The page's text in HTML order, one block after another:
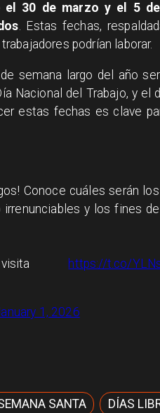
el 30 de marzo y el 5
. Estas fechas,
podrían laborar.
semana largo del año
Nacional del Trabajo, y el
estas fechas es clave
Conoce cuáles serán
y los fines
visita https://t.co/
1, 2026
SANTA DÍAS